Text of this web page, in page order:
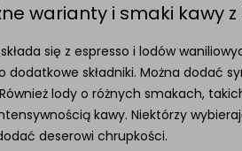
warianty i smaki kawy
się z espresso i lodów
składniki. Można dodać
lody o różnych smakach,
kawy. Niektórzy
deserowi chrupkości.